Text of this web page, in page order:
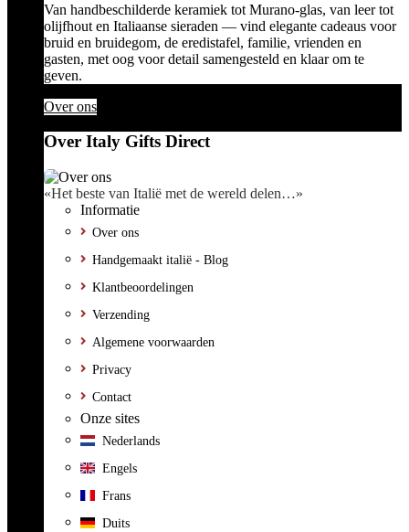
Van handbeschilderde keramiek tot Murano-glas, van leer tot
olijfhout en Italiaanse sieraden — vind elegante cadeaus voor
bruid en bruidegom, de eredistafel, familie, vrienden en
gasten, met oog voor detail samengesteld en klaar om te
geven.
Over ons
Over Italy Gifts Direct
«Het beste van Italië met de wereld delen…»
Informatie
Over ons
Handgemaakt italië - Blog
Klantbeoordelingen
Verzending
Algemene voorwaarden
Privacy
Contact
Onze sites
Nederlands
Engels
Frans
Duits